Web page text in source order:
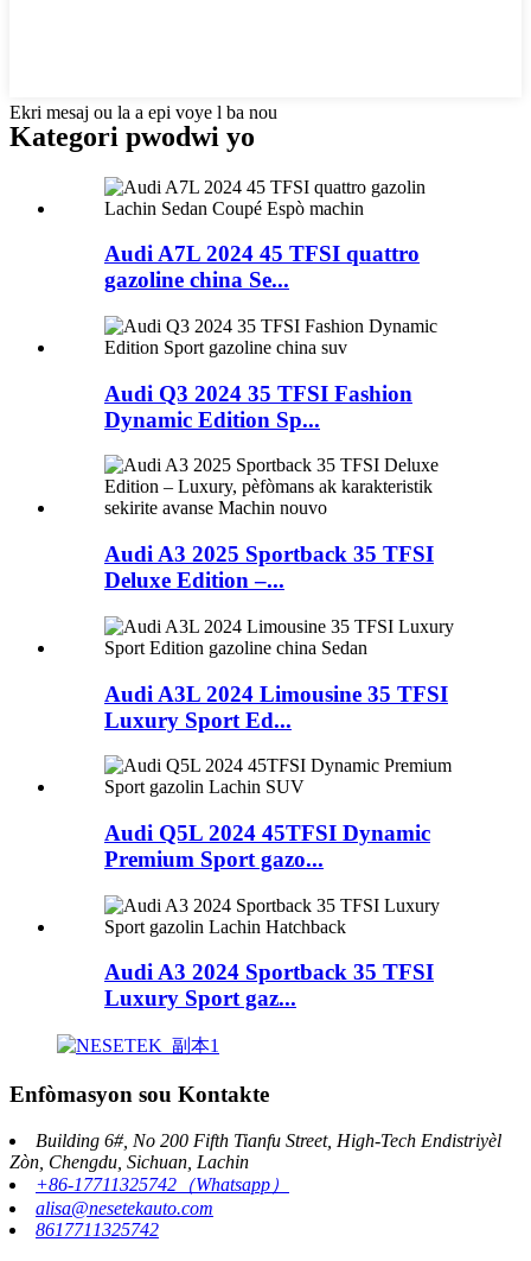
Ekri mesaj ou la a epi voye l ba nou
Kategori pwodwi yo
Audi A7L 2024 45 TFSI quattro
gazoline china Se...
Audi Q3 2024 35 TFSI Fashion
Dynamic Edition Sp...
Audi A3 2025 Sportback 35 TFSI
Deluxe Edition –...
Audi A3L 2024 Limousine 35 TFSI
Luxury Sport Ed...
Audi Q5L 2024 45TFSI Dynamic
Premium Sport gazo...
Audi A3 2024 Sportback 35 TFSI
Luxury Sport gaz...
Enfòmasyon sou Kontakte
Building 6#, No 200 Fifth Tianfu Street, High-Tech Endistriyèl
Zòn, Chengdu, Sichuan, Lachin
+86-17711325742（Whatsapp）
alisa@nesetekauto.com
8617711325742